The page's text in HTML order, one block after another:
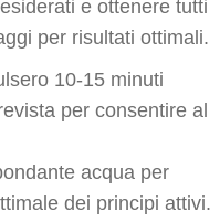
e ottenere tutti
per risultati ottimali.
10-15 minuti
per consentire al
acqua per
dei principi attivi.